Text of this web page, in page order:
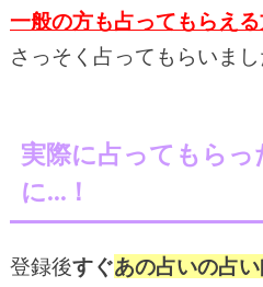
一般の方も占ってもらえ
さっそく占ってもらいまし
実際に占ってもらっ
に…！
登録後すぐあの占いの占